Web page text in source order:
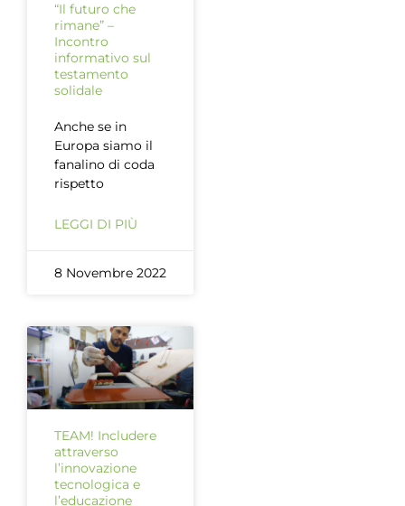
“Il futuro che
rimane” –
Incontro
informativo sul
testamento
solidale
Anche se in
Europa siamo il
fanalino di coda
rispetto
LEGGI DI PIÙ
8 Novembre 2022
TEAM! Includere
attraverso
l’innovazione
tecnologica e
l’educazione